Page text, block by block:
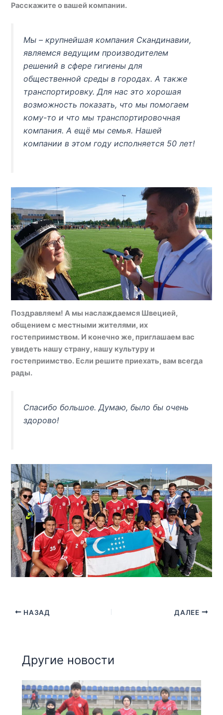
Расскажите о вашей компании.
Мы – крупнейшая компания Скандинавии,
являемся ведущим производителем
решений в сфере гигиены для
общественной среды в городах. А также
транспортировку. Для нас это хорошая
возможность показать, что мы помогаем
кому-то и что мы транспортировочная
компания. А ещё мы семья. Нашей
компании в этом году исполняется 50 лет!
Поздравляем! А мы наслаждаемся Швецией,
общением с местными жителями, их
гостеприимством. И конечно же, приглашаем вас
увидеть нашу страну, нашу культуру и
гостеприимство. Если решите приехать, вам всегда
рады.
Спасибо большое. Думаю, было бы очень
здорово!
НАЗАД ДАЛЕЕ
Другие новости